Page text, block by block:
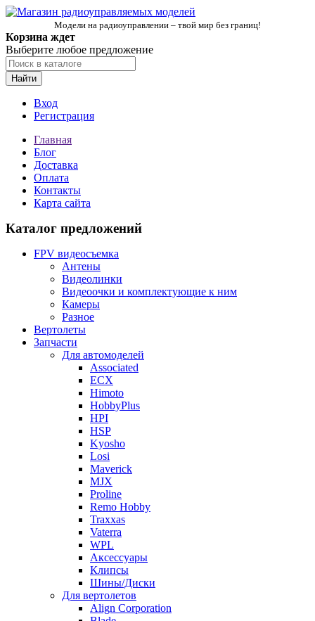
Модели на радиоуправлении – твой мир без границ!
Корзина ждет
Выберите любое предложение
Найти
Вход
Регистрация
Главная
Блог
Доставка
Оплата
Контакты
Карта сайта
Каталог предложений
FPV видеосъемка
Антены
Видеолинки
Видеоочки и комплектующие к ним
Камеры
Разное
Вертолеты
Запчасти
Для автомоделей
Associated
ECX
Himoto
HobbyPlus
HPI
HSP
Kyosho
Losi
Maverick
MJX
Proline
Remo Hobby
Traxxas
Vaterra
WPL
Аксессуары
Клипсы
Шины/Диски
Для вертолетов
Align Corporation